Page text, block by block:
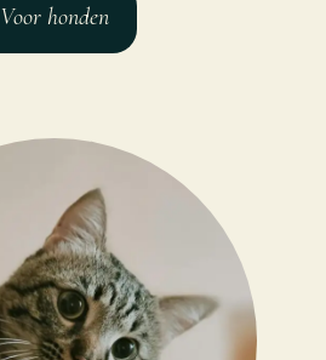
Voor honden